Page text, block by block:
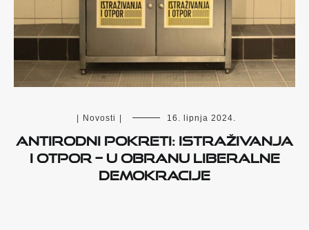
Novosti 16. lipnja 2024.
Antirodni pokreti: istraživanja
i otpor – u obranu liberalne
demokracije